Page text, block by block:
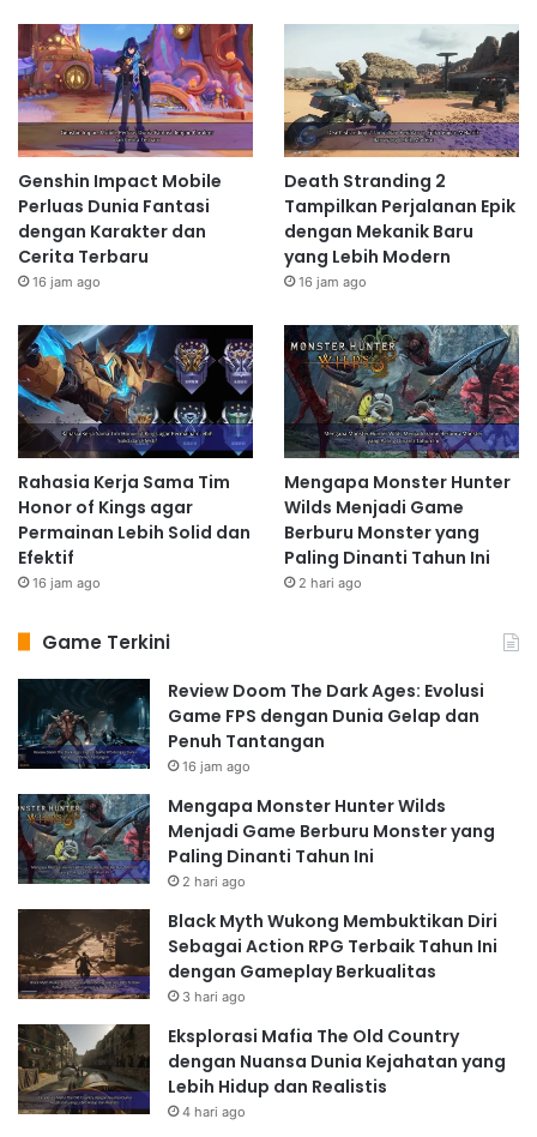
Genshin Impact Mobile
Perluas Dunia Fantasi
dengan Karakter dan
Cerita Terbaru
16 jam ago
Death Stranding 2
Tampilkan Perjalanan Epik
dengan Mekanik Baru
yang Lebih Modern
16 jam ago
Rahasia Kerja Sama Tim
Honor of Kings agar
Permainan Lebih Solid dan
Efektif
16 jam ago
Mengapa Monster Hunter
Wilds Menjadi Game
Berburu Monster yang
Paling Dinanti Tahun Ini
2 hari ago
Game Terkini
Review Doom The Dark Ages: Evolusi
Game FPS dengan Dunia Gelap dan
Penuh Tantangan
16 jam ago
Mengapa Monster Hunter Wilds
Menjadi Game Berburu Monster yang
Paling Dinanti Tahun Ini
2 hari ago
Black Myth Wukong Membuktikan Diri
Sebagai Action RPG Terbaik Tahun Ini
dengan Gameplay Berkualitas
3 hari ago
Eksplorasi Mafia The Old Country
dengan Nuansa Dunia Kejahatan yang
Lebih Hidup dan Realistis
4 hari ago